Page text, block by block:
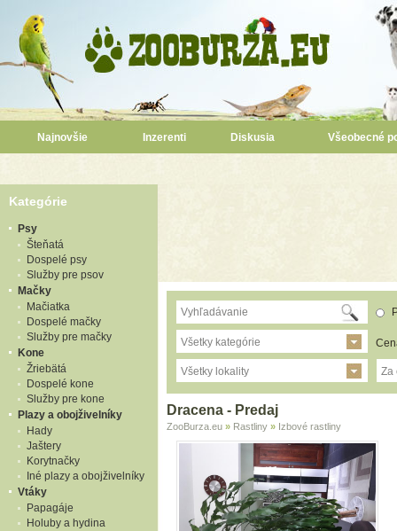
Najnovšie Inzerenti Diskusia Všeobecné
Kategórie
Psy
Šteňatá
Dospelé psy
Služby pre psov
Mačky
Mačiatka
Dospelé mačky
Služby pre mačky
Kone
Žriebätá
Dospelé kone
Služby pre kone
Plazy a obojživelníky
Hady
Jaštery
Korytnačky
Iné plazy a obojživelníky
Vtáky
Papagáje
Holuby a hydina
Všetky kategórie
Všetky lokality Za
Dracena - Predaj
ZooBurza.eu » Rastliny » Izbové rastliny